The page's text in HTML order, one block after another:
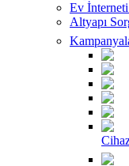
Ev
Altyapı